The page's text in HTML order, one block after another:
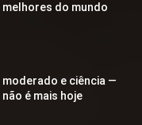
do mundo
e ciência —
é mais hoje